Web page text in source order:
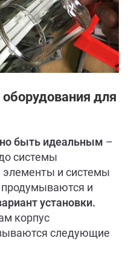
для
быть идеальным –
системы
элементы и системы
и
установки.
корпус
следующие